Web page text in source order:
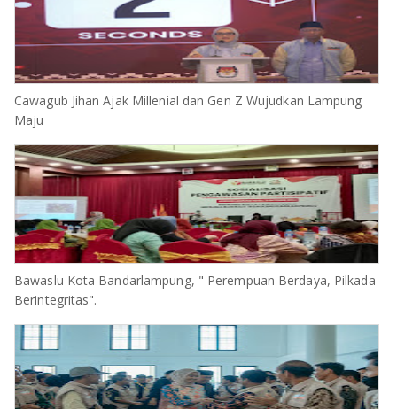
Cawagub Jihan Ajak Millenial dan Gen Z Wujudkan Lampung
Maju
Bawaslu Kota Bandarlampung, " Perempuan Berdaya, Pilkada
Berintegritas".